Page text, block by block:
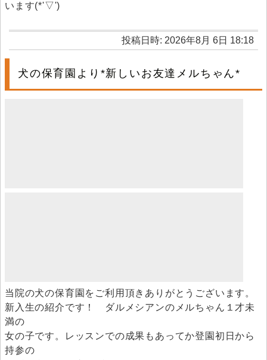
います(*'▽')
投稿日時: 2026年8月 6日 18:18
犬の保育園より*新しいお友達メルちゃん*
当院の犬の保育園をご利用頂きありがとうございます。
新入生の紹介です！ ダルメシアンのメルちゃん１才未
満の
女の子です。レッスンでの成果もあってか登園初日から
持参の